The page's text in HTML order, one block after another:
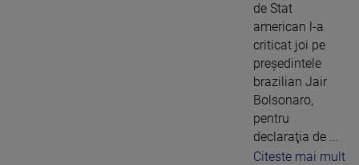
de Stat
american l-a
criticat joi pe
preşedintele
brazilian Jair
Bolsonaro,
pentru
declaraţia de ...
Citeste mai mult